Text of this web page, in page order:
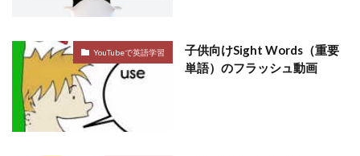
YouTubeで英語学習
子供向けSight Words（重要
単語）のフラッシュ動画